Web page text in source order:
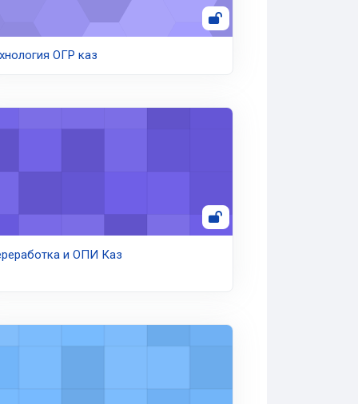
ОГР каз
и ОПИ Каз
и ОПИ Каз
и малоотходные технологии КАЗ